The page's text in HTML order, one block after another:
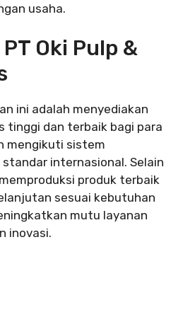
usaha.
Oki Pulp &
ini adalah menyediakan
tinggi dan terbaik bagi para
mengikuti sistem
internasional. Selain
produk terbaik
sesuai kebutuhan
mutu layanan
inovasi.